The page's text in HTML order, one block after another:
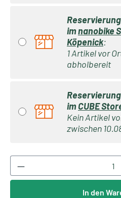
imnanobike
Köpenick:
1 Artikel vor
abholbereit
imCUBE
Kein Artikel
zwischen
Produkt Anzahl: Gib
In den